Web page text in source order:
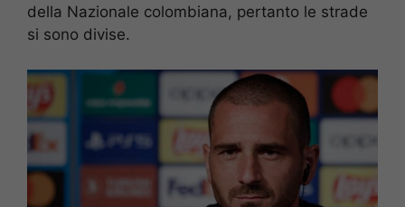
della Nazionale colombiana, pertanto le strade
si sono divise.